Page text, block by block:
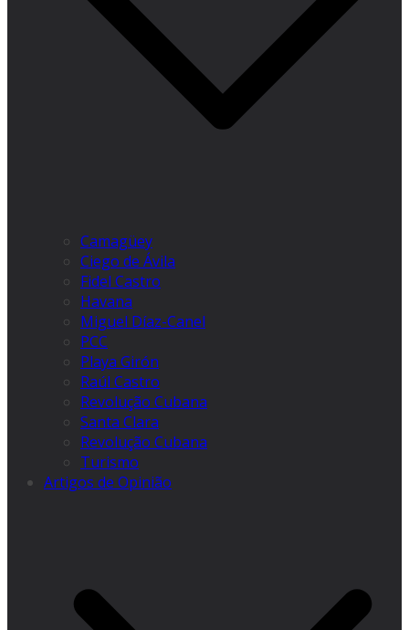
Camagüey
Ciego de Ávila
Fidel Castro
Havana
Miguel Díaz-Canel
PCC
Playa Girón
Raúl Castro
Revolução Cubana
Santa Clara
Revolução Cubana
Turismo
Artigos de Opinião